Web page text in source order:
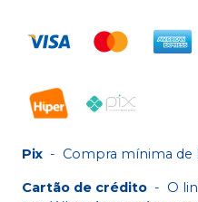
Pix - Compra mínima de
Cartão de crédito - O